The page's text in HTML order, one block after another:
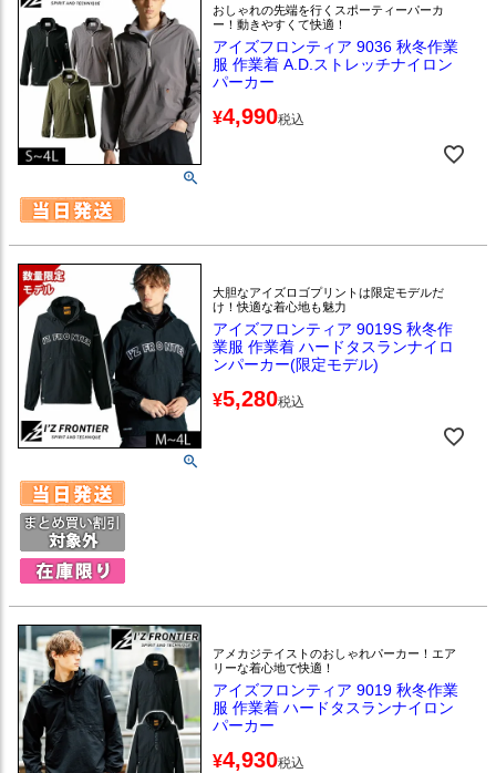
おしゃれの先端を行くスポーティーパーカ
ー！動きやすくて快適！
アイズフロンティア 9036 秋冬作業
服 作業着 A.D.ストレッチナイロン
パーカー
¥4,990税込
大胆なアイズロゴプリントは限定モデルだ
け！快適な着心地も魅力
アイズフロンティア 9019S 秋冬作
業服 作業着 ハードタスランナイロ
ンパーカー(限定モデル)
¥5,280税込
アメカジテイストのおしゃれパーカー！エア
リーな着心地で快適！
アイズフロンティア 9019 秋冬作業
服 作業着 ハードタスランナイロン
パーカー
¥4,930税込